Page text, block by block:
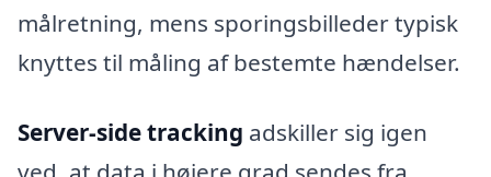
målretning, mens sporingsbilleder typisk
knyttes til måling af bestemte hændelser.
Server-side tracking adskiller sig igen